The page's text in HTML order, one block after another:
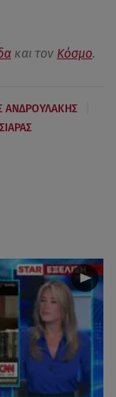
και τον Κόσμο.
ΑΝΔΡΟΥΛΑΚΗΣ